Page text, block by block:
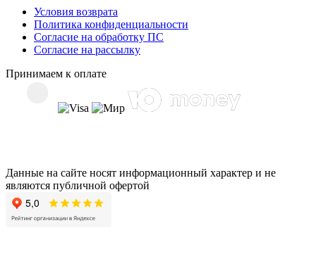
Условия возврата
Политика конфиденциальности
Согласие на обработку ПС
Согласие на рассылку
Принимаем к оплате
Данные на сайте носят информационный характер и не
являются публичной офертой